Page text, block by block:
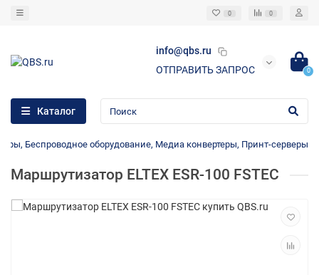
0 0
info@qbs.ru
ОТПРАВИТЬ ЗАПРОС
0
Каталог
Беспроводное оборудование, Медиа конвертеры, Принт-серверы
Маршрутизатор ELTEX ESR-100 FSTEC